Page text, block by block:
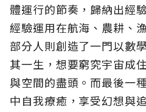
體運行的節奏，歸納出經
經驗運用在航海、農耕、
部分人則創造了一門以數
其一生，想要窮究宇宙成
與空間的盡頭。而最後一
中自我療癒，享受幻想與